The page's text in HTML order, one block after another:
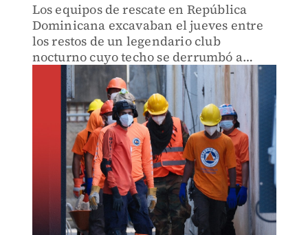
Los equipos de rescate en República
Dominicana excavaban el jueves entre
los restos de un legendario club
nocturno cuyo techo se derrumbó a
principios de semana.